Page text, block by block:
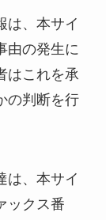
は、本サイ
由の発生に
はこれを承
の判断を行
は、本サイ
ックス番